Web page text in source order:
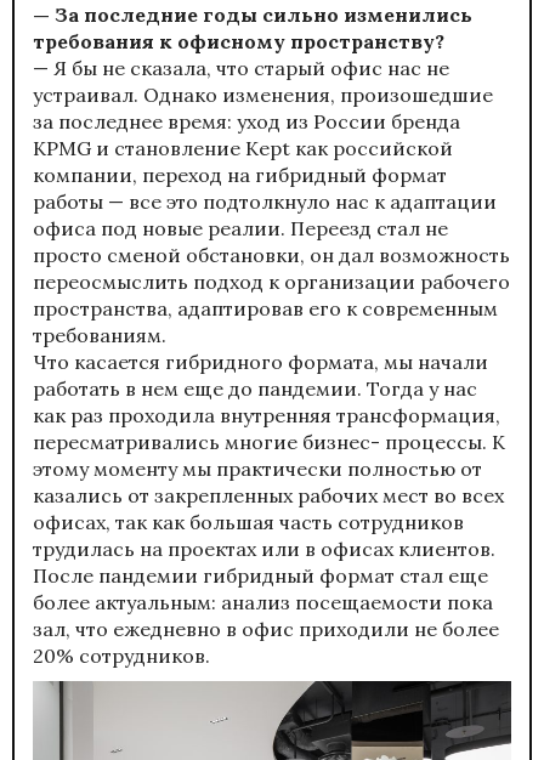
— За последние годы сильно изменились
требования к офисному пространству?
— Я бы не сказала, что старый офис нас не
устраивал. Однако изменения, произошедшие
за последнее время: уход из России бренда
KPMG и становление Kept как российской
компании, переход на гибридный формат
работы — все это подтолкнуло нас к адаптации
офиса под новые реалии. Переезд стал не
просто сменой обстановки, он дал возможность
переосмыслить подход к организации рабочего
пространства, адаптировав его к современным
требованиям.
Что касается гибридного формата, мы начали
работать в нем еще до пандемии. Тогда у нас
как раз проходила внутренняя трансформация,
пересматривались многие бизнес- процессы. К
этому моменту мы практически полностью от
казались от закрепленных рабочих мест во всех
офисах, так как большая часть сотрудников
трудилась на проектах или в офисах клиентов.
После пандемии гибридный формат стал еще
более актуальным: анализ посещаемости пока
зал, что ежедневно в офис приходили не более
20% сотрудников.